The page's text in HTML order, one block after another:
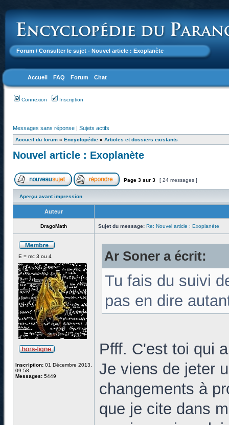
Forum / Consulter le sujet - Nouvel article : Exoplanète
Accueil FAQ Forum Chat
Connexion Inscription
Messages sans réponse | Sujets actifs
Accueil du forum » Encyclopédie » Articles et dossiers existants
Nouvel article : Exoplanète
Page 3 sur 3 [ 24 messages ]
Aperçu avant impression
Auteur
DragoMath Sujet du message: Re: Nouvel article : Exoplanète
E = mc 3 ou 4
Inscription: 01 Décembre 2013,
09:58
Messages: 5449
Ar Soner a écrit:
Tu fais du suivi
pas en dire
Pfff. C'est toi qui
Je viens de jeter
changements à
que je cite dans